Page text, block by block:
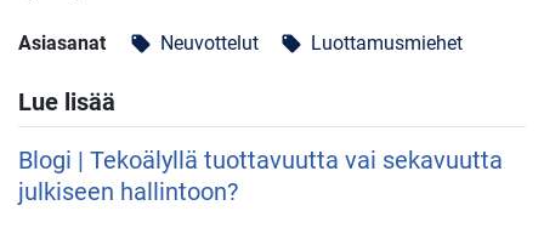
Asiasanat local_offer Neuvottelut local_offer Luottamusmiehet
Lue lisää
Blogi | Tekoälyllä tuottavuutta vai sekavuutta
julkiseen hallintoon?